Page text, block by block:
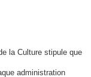
la Culture stipule que
administration